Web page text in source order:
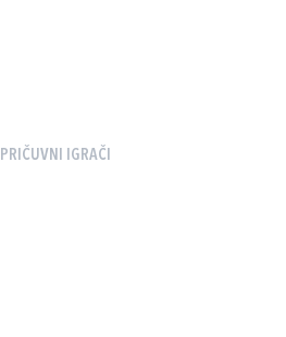
PRIČUVNI IGRAČI